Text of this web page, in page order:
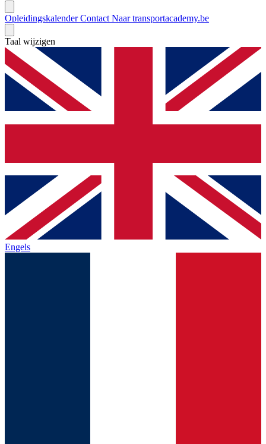
OpleidingskalenderContact Naar transportacademy.be
Taal wijzigen
Engels